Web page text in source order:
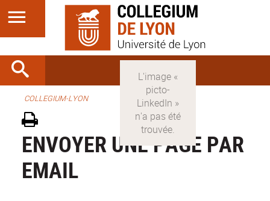
COLLEGIUM-LYON
ENVOYER UNE PAGE PAR
EMAIL